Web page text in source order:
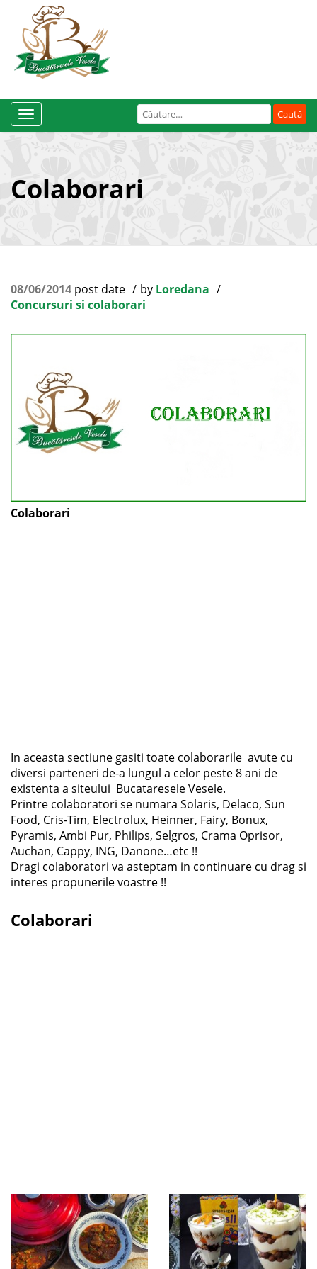
Caută
după:
Toggle
Navigation
Colaborari
08/06/2014 post date by Loredana
Concursuri si colaborari
Colaborari
In aceasta sectiune gasiti toate colaborarile avute cu
diversi parteneri de-a lungul a celor peste 8 ani de
existenta a siteului Bucataresele Vesele.
Printre colaboratori se numara Solaris, Delaco, Sun
Food, Cris-Tim, Electrolux, Heinner, Fairy, Bonux,
Pyramis, Ambi Pur, Philips, Selgros, Crama Oprisor,
Auchan, Cappy, ING, Danone…etc !!
Dragi colaboratori va asteptam in continuare cu drag si
interes propunerile voastre !!
Colaborari